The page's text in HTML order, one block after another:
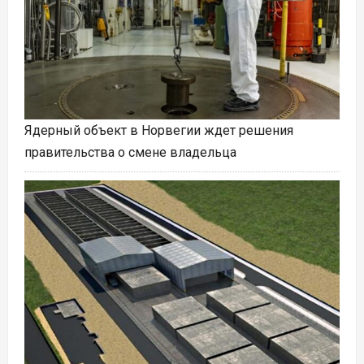
Ядерный объект в Норвегии ждет решения
правительства о смене владельца